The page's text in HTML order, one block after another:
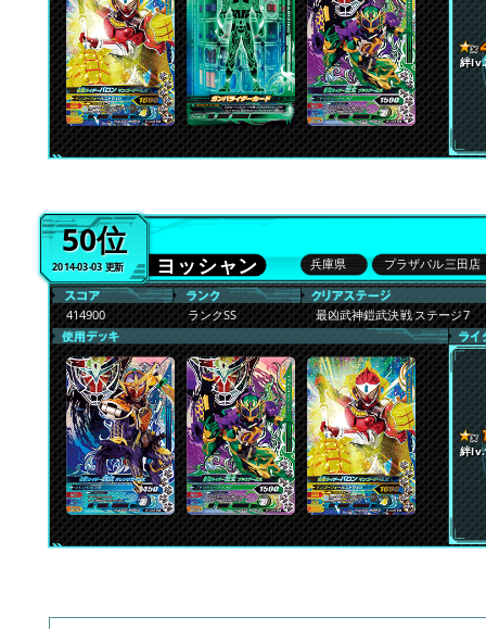
絆
50位
2014-03-03 更新 ヨッシャン 兵庫県 プラザパル三田店
414900 ランクSS 最凶武神鎧武決戦 ステージ7
絆